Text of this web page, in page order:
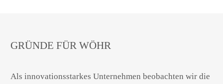
GRÜNDE FÜR WÖHR
Als innovationsstarkes Unternehmen beobachten wir die